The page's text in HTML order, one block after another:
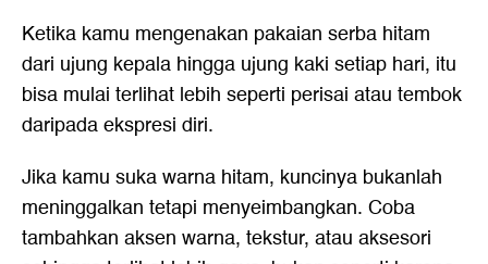
Ketika kamu mengenakan pakaian serba hitam
dari ujung kepala hingga ujung kaki setiap hari, itu
bisa mulai terlihat lebih seperti perisai atau tembok
daripada ekspresi diri.
Jika kamu suka warna hitam, kuncinya bukanlah
meninggalkan tetapi menyeimbangkan. Coba
tambahkan aksen warna, tekstur, atau aksesori